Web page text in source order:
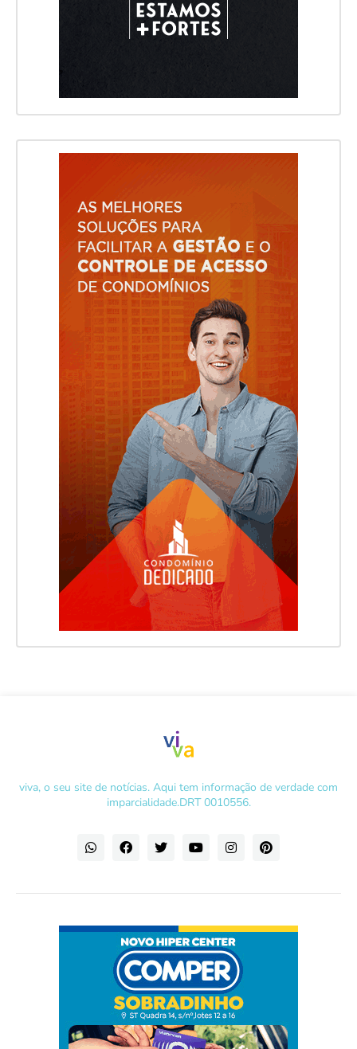
viva, o seu site de notícias. Aqui tem informação de verdade com
imparcialidade.DRT 0010556.